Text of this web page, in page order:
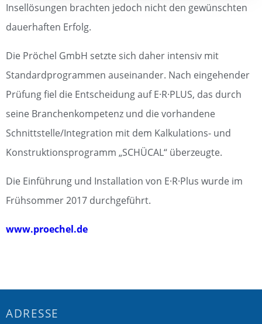
Insellösungen brachten jedoch nicht den gewünschten
dauerhaften Erfolg.
Die Pröchel GmbH setzte sich daher intensiv mit
Standardprogrammen auseinander. Nach eingehender
Prüfung fiel die Entscheidung auf E·R·PLUS, das durch
seine Branchenkompetenz und die vorhandene
Schnittstelle/Integration mit dem Kalkulations- und
Konstruktionsprogramm „SCHÜCAL“ überzeugte.
Die Einführung und Installation von E·R·Plus wurde im
Frühsommer 2017 durchgeführt.
www.proechel.de
ADRESSE